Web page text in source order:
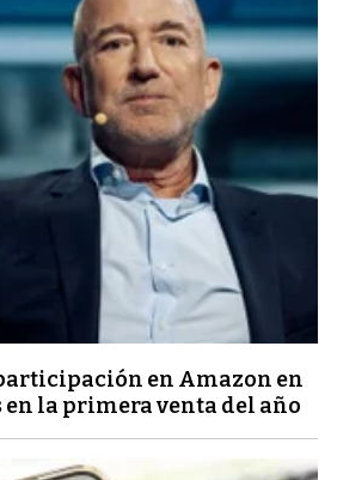
en Amazon en
en la primera venta del año